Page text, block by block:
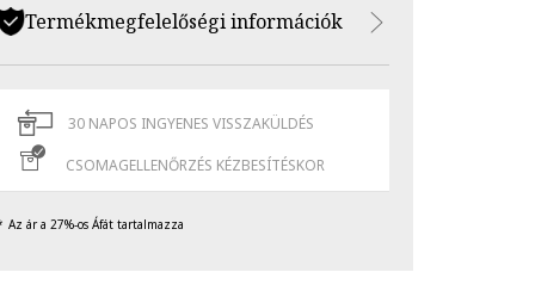
Termékmegfelelőségi információk
30 NAPOS INGYENES VISSZAKÜLDÉS
CSOMAGELLENŐRZÉS KÉZBESÍTÉSKOR
Az ár a 27%-os Áfát tartalmazza